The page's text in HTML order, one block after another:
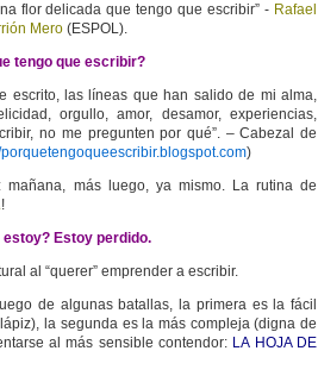
flor delicada que tengo que escribir” - Rafael
Mero (ESPOL).
tengo que escribir?
escrito, las líneas que han salido de mi alma,
orgullo, amor, desamor, experiencias,
no me pregunten por qué”. – Cabezal de
porquetengoqueescribir.blogspot.com)
más luego, ya mismo. La rutina de
!
estoy? Estoy perdido.
al “querer” emprender a escribir.
de algunas batallas, la primera es la fácil
la segunda es la más compleja (digna de
al más sensible contendor: LA HOJA DE